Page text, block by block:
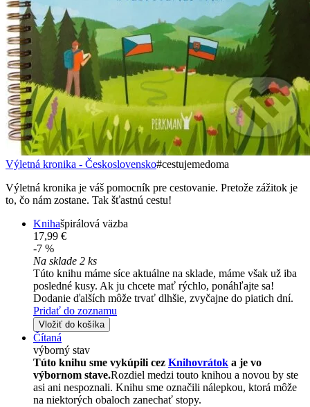
Výletná kronika - Československo#cestujemedoma
Výletná kronika je váš pomocník pre cestovanie. Pretože zážitok je
to, čo nám zostane. Tak šťastnú cestu!
Knihašpirálová väzba
17,99 €
-7 %
Na sklade 2 ks
Túto knihu máme síce aktuálne na sklade, máme však už iba
posledné kusy. Ak ju chcete mať rýchlo, ponáhľajte sa!
Dodanie ďalších môže trvať dlhšie, zvyčajne do piatich dní.
Pridať do zoznamu
Vložiť do košíka
Čítaná
výborný stav
Túto knihu sme vykúpili cez Knihovrátok a je vo
výbornom stave.Rozdiel medzi touto knihou a novou by ste
asi ani nespoznali. Knihu sme označili nálepkou, ktorá môže
na niektorých obaloch zanechať stopy.